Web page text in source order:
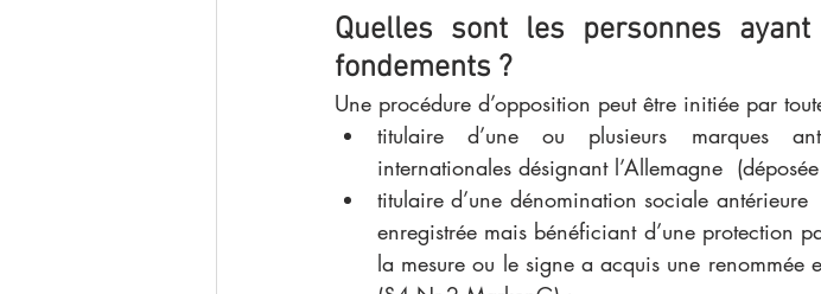
Quelles sont les personnes
fondements ?
Une procédure d’opposition peut être initiée par
titulaire d’une ou plusieurs marques
internationales désignant l’Allemagne
titulaire d’une dénomination sociale
enregistrée mais bénéficiant d’une protection
la mesure ou le signe a acquis une